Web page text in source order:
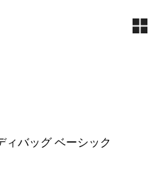
ィバッグ ベーシック